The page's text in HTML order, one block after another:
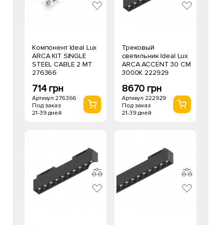
Компонент Ideal Lux
ARCA KIT SINGLE
STEEL CABLE 2 MT
276366
714 грн
Артикул 276366
Под заказ
21-39 дней
Трековый
светильник Ideal Lux
ARCA ACCENT 30 CM
3000K 222929
8670 грн
Артикул 222929
Под заказ
21-39 дней